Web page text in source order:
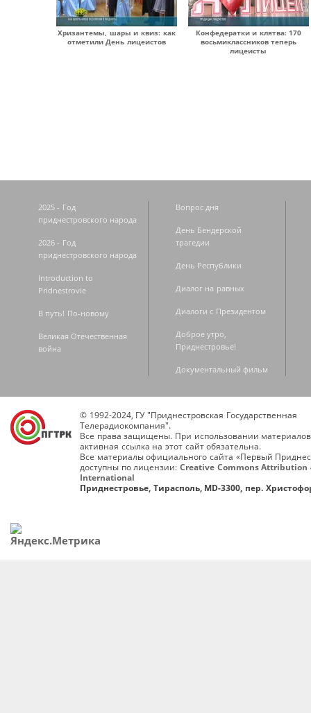
Хризантемы, шары и квиз: как
отметили День лицеистов
Конфедератки и клятва: 170
восьмиклассников теперь
лицеисты
2025 - Год
приднестровского народа
2026 - Год
приднестровского народа
Introduction to
Pridnestrovie
В путь! По-новому
Великая Отечественная
война
Вопрос дня
День Бендерской
трагедии
День Республики
Диалог на равных
Диалоги с Президентом
Доброе утро,
Приднестровье!
Документальный фильм
© 1992-2024, ГУ "Приднестровская Государственная
Телерадиокомпания".
Все права защищены. При использовании
активная ссылка на этот сайт обязательна.
Все материалы официального сайта «Первый
доступны по лицензии: Creative Commons Attribution
International
Приднестровье, Тирасполь, MD-3300, пер.